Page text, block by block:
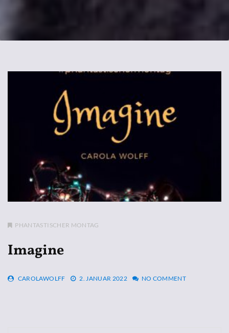
PHANTASTISCHER MONTAG
Imagine
CAROLAWOLFF 2. JANUAR 2022 NO COMMENT